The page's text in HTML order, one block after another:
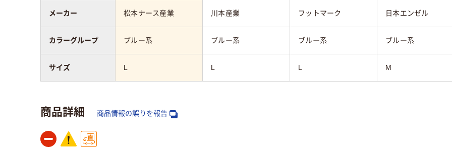
松本ナース産業 川本産業 フットマーク 日本エンゼル
ブルー系 ブルー系 ブルー系 ブルー系
L L L M
メーカー
カラーグループ
サイズ
商品詳細 商品情報の誤りを報告